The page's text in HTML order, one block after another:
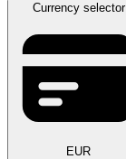
Currency selector
EUR